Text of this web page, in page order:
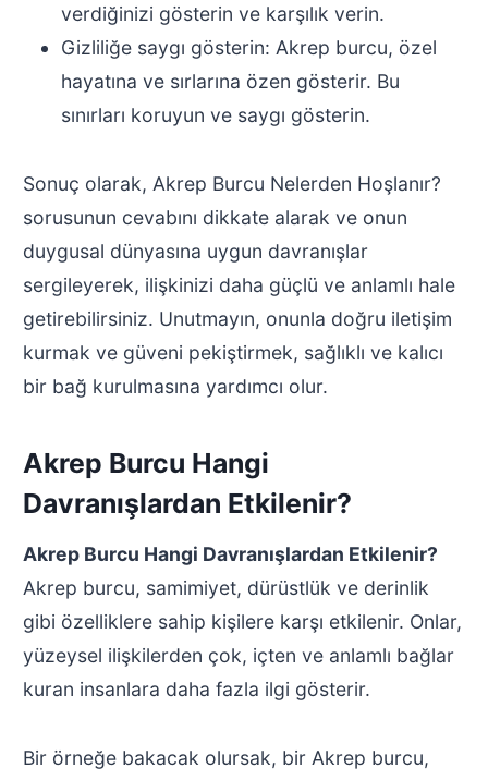
verdiğinizi gösterin ve karşılık verin.
Gizliliğe saygı gösterin: Akrep burcu, özel
hayatına ve sırlarına özen gösterir. Bu
sınırları koruyun ve saygı gösterin.
Sonuç olarak, Akrep Burcu Nelerden Hoşlanır?
sorusunun cevabını dikkate alarak ve onun
duygusal dünyasına uygun davranışlar
sergileyerek, ilişkinizi daha güçlü ve anlamlı hale
getirebilirsiniz. Unutmayın, onunla doğru iletişim
kurmak ve güveni pekiştirmek, sağlıklı ve kalıcı
bir bağ kurulmasına yardımcı olur.
Akrep Burcu Hangi
Davranışlardan Etkilenir?
Akrep Burcu Hangi Davranışlardan Etkilenir?
Akrep burcu, samimiyet, dürüstlük ve derinlik
gibi özelliklere sahip kişilere karşı etkilenir. Onlar,
yüzeysel ilişkilerden çok, içten ve anlamlı bağlar
kuran insanlara daha fazla ilgi gösterir.
Bir örneğe bakacak olursak, bir Akrep burcu,